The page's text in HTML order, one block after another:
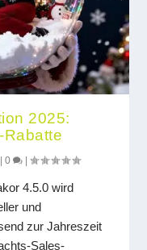
2025:
Rabatte
|0 |
4.5.0 wird
und
zur Jahreszeit
Sales-